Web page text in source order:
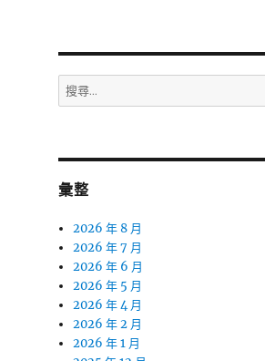
搜
尋
字:
彙整
2026 年 8 月
2026 年 7 月
2026 年 6 月
2026 年 5 月
2026 年 4 月
2026 年 2 月
2026 年 1 月